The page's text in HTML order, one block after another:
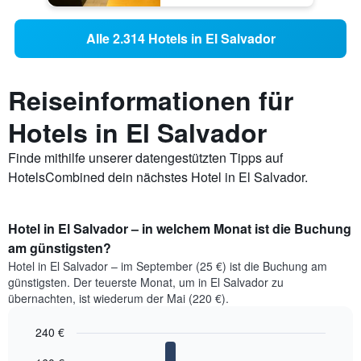
Alle 2.314 Hotels in El Salvador
Reiseinformationen für
Hotels in El Salvador
Finde mithilfe unserer datengestützten Tipps auf
HotelsCombined dein nächstes Hotel in El Salvador.
Hotel in El Salvador – in welchem Monat ist die Buchung
am günstigsten?
Hotel in El Salvador – im September (25 €) ist die Buchung am
günstigsten. Der teuerste Monat, um in El Salvador zu
übernachten, ist wiederum der Mai (220 €).
240 €